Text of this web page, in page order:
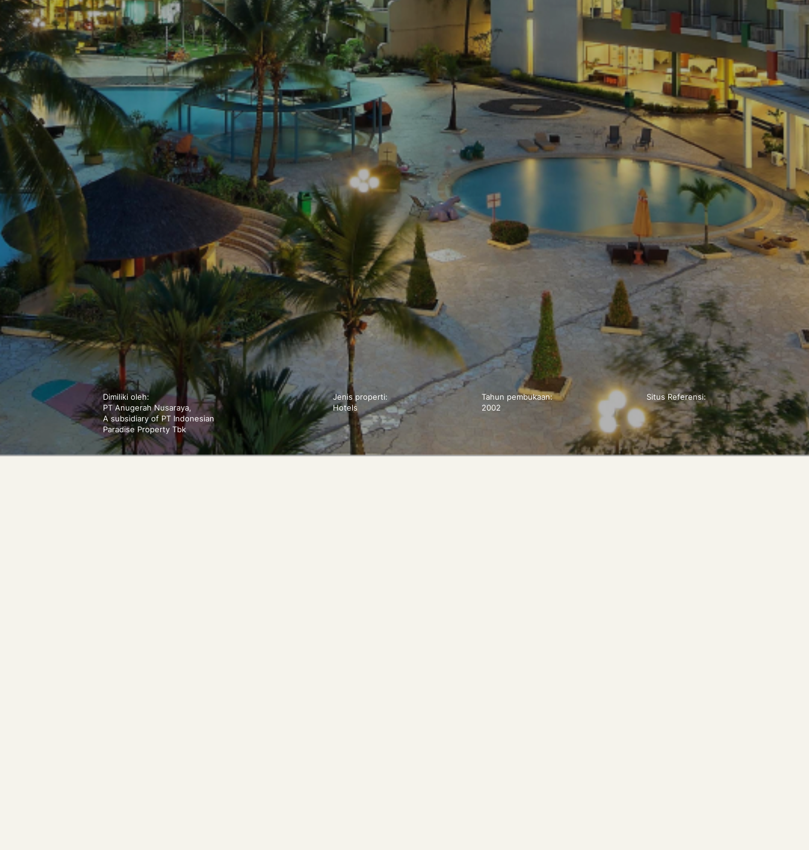
Dimiliki oleh:
PT Anugerah Nusaraya,
A subsidiary of PT Indonesian
Paradise Property Tbk
Jenis properti:
Hotels
Tahun pembukaan:
2002
Situs Referensi: